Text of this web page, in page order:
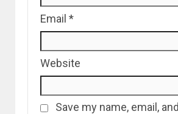
Email *
Website
Save my name, email,